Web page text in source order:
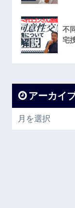
不
宅
アーカイ